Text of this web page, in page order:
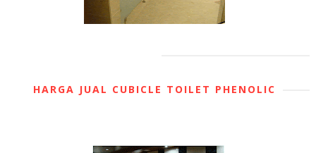
HARGA JUAL CUBICLE TOILET PHENOLIC